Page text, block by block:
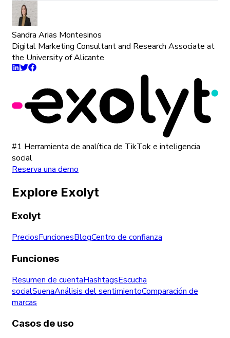
Sandra Arias Montesinos
Digital Marketing Consultant and Research Associate at
the University of Alicante
#1 Herramienta de analítica de TikTok e inteligencia
social
Reserva una demo
Explore Exolyt
Exolyt
PreciosFuncionesBlogCentro de confianza
Funciones
Resumen de cuentaHashtagsEscucha
socialSuenaAnálisis del sentimientoComparación de
marcas
Casos de uso